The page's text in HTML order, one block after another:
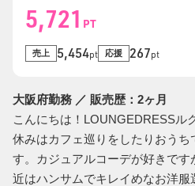
5,721 PT
売上 5,454pt 応援 267pt
大阪府勤務 ／ 販売歴：2ヶ月
こんにちは！LOUNGEDRESSル
休みはカフェ巡りをしたりおう
す。カジュアルコーデが好きです
近はハンサムでキレイめなお洋